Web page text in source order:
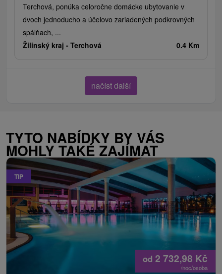
Terchová, ponúka celoročne domácke ubytovanie v
dvoch jednoducho a účelovo zariadených podkrovných
spálňach, ...
Žilinský kraj - Terchová 0.4 Km
načíst další
TYTO NABÍDKY BY VÁS
MOHLY TAKÉ ZAJÍMAT
TIP
od 2 732,98 Kč
/noc/osoba